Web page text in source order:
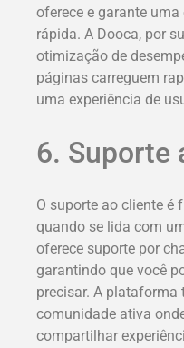
oferece e garante
rápida. A Dooca, por
otimização de
páginas carreguem
uma experiência de
6. Suporte
O suporte ao cliente é
quando se lida com
oferece suporte por
garantindo que você
precisar. A
comunidade ativa
compartilhar